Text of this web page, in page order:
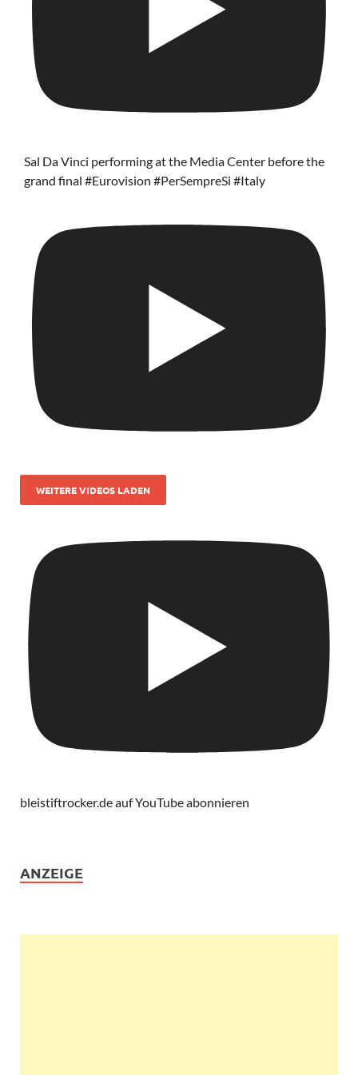
Sal Da Vinci performing at the Media Center before the
grand final #Eurovision #PerSempreSi #Italy
WEITERE VIDEOS LADEN
bleistiftrocker.de auf YouTube abonnieren
ANZEIGE